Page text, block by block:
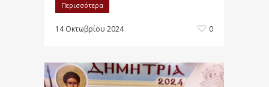
Περισσότερα
14 Οκτωβρίου 2024 0